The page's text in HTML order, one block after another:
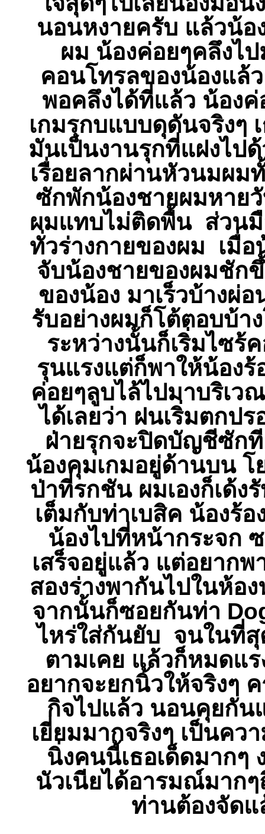
นอนหงายครับ แล้วน้อ
ผม น้องค่อยๆคลึงไ
คอนโทรลของน้องแล้
พอคลึงได้ที่แล้ว น้องค่
เกมรุกบแบบดุดันจริงๆ
มันเป็นงานรุกที่แฝงไป
เรื่อยลากผ่านหัวนมผม
ซักพักน้องชายผมหาย
ผมแทบไม่ติดพื้น ส่วนมื
ทั่วร่างกายของผม เมื่
จับน้องชายของผมชัก
ของน้อง มาเร็วบ้างผ่
รับอย่างผมก็โต้ตอบบ้า
ระหว่างนั้นก็เริ่มไซร้
รุนแรงแต่ก็พาให้น้องร้
ค่อยๆลูบไล้ไปมาบริเว
ได้เลยว่า ฝนเริ่มตกป
ฝ่ายรุกจะปิดบัญชีซัก
น้องคุมเกมอยู่ด้านบน โ
ป่าที่รกชัน ผมเองก็เด้
เต็มกับท่าเบสิค น้องร้
น้องไปที่หน้ากระจก
เสร็จอยู่แล้ว แต่อยาก
สองร่างพากันไปในห้อ
จากนั้นก็ซอยกันท่า
ไหร่ใส่กันยับ จนในที่สุ
ตามเคย แล้วก็หมดแ
อยากจะยกนิ้วให้จริงๆ
กิจไปแล้ว นอนคุยกัน
เยี่ยมมากจริงๆ เป็นค
นิ่งคนนี้เธอเด็ดมากๆ
นัวเนียได้อารมณ์มาก
ท่านต้องจัด